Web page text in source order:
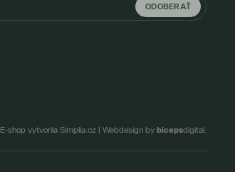
ODOBERAŤ
E-shop vytvorila Simplia.cz | Webdesign by bicepsdigital.